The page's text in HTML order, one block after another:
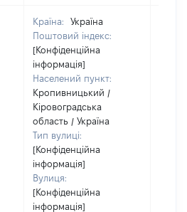
Країна:
Україна
Поштовий індекс:
[Конфіденційна
інформація]
Населений пункт:
Кропивницький /
Кіровоградська
область / Україна
Тип вулиці:
[Конфіденційна
інформація]
Вулиця:
[Конфіденційна
інформація]